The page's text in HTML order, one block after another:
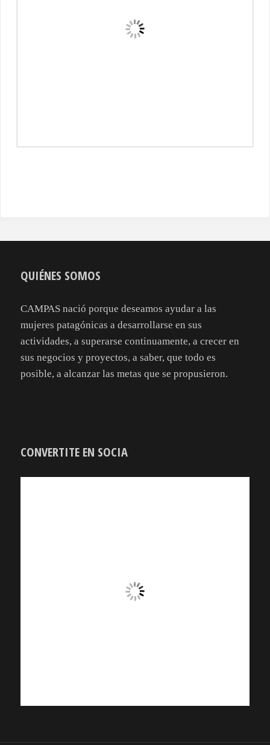
QUIÉNES SOMOS
CAMPAS nació porque deseamos ayudar a las
mujeres patagónicas a desarrollarse en sus
actividades, a superarse continuamente, a crecer en
sus negocios y proyectos, a saber, que todo es
posible, a alcanzar las metas que se propusieron.
CONVERTITE EN SOCIA